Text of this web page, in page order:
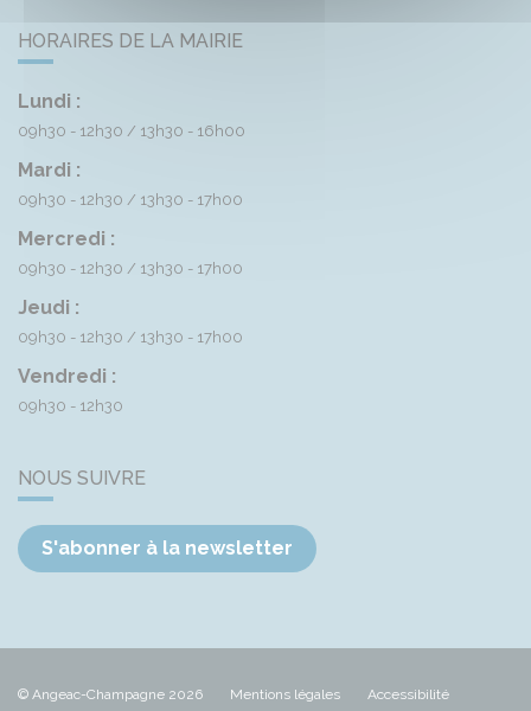
HORAIRES DE LA MAIRIE
Lundi :
09h30 - 12h30 13h30 - 16h00
Mardi :
09h30 - 12h30 13h30 - 17h00
Mercredi :
09h30 - 12h30 13h30 - 17h00
Jeudi :
09h30 - 12h30 13h30 - 17h00
Vendredi :
09h30 - 12h30
NOUS SUIVRE
S'abonner à la newsletter
© Angeac-Champagne 2026 Mentions légales Accessibilité